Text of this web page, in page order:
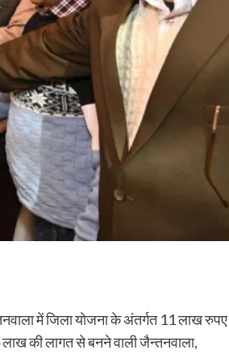
में जिला योजना के अंतर्गत 11 लाख रुपए
की लागत से बनने वाली जैन्तनवाला,